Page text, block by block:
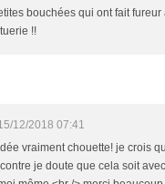
bouchées qui ont fait
!!
12/2018 07:41
vraiment chouette! je crois
je doute que cela soit